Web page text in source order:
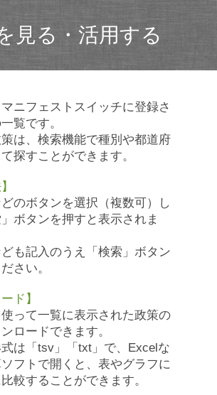
見る・活用する
ニフェストスイッチに登録さ
覧です。
は、検索機能で種別や都道府
探すことができます。
のボタンを選択（複数可）し
ボタンを押すと表示されま
も記入のうえ「検索」ボタン
さい。
ド】
って一覧に表示された政策の
ロードできます。
は「tsv」「txt」で、Excelな
フトで開くと、表やグラフに
較することができます。